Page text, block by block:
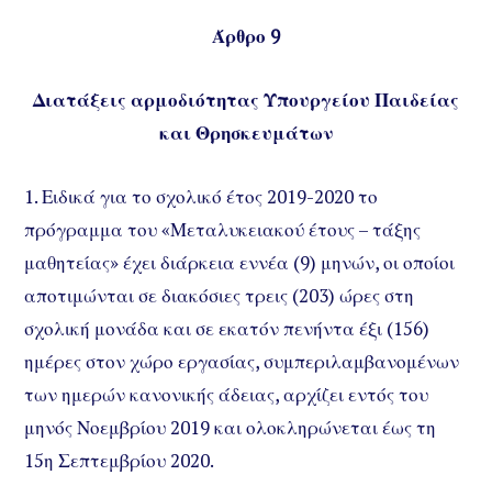
Άρθρο 9
Διατάξεις αρμοδιότητας Υπουργείου Παιδείας
και Θρησκευμάτων
1. Ειδικά για το σχολικό έτος 2019-2020 το
πρόγραμμα του «Μεταλυκειακού έτους – τάξης
μαθητείας» έχει διάρκεια εννέα (9) μηνών, οι οποίοι
αποτιμώνται σε διακόσιες τρεις (203) ώρες στη
σχολική μονάδα και σε εκατόν πενήντα έξι (156)
ημέρες στον χώρο εργασίας, συμπεριλαμβανομένων
των ημερών κανονικής άδειας, αρχίζει εντός του
μηνός Νοεμβρίου 2019 και ολοκληρώνεται έως τη
15η Σεπτεμβρίου 2020.